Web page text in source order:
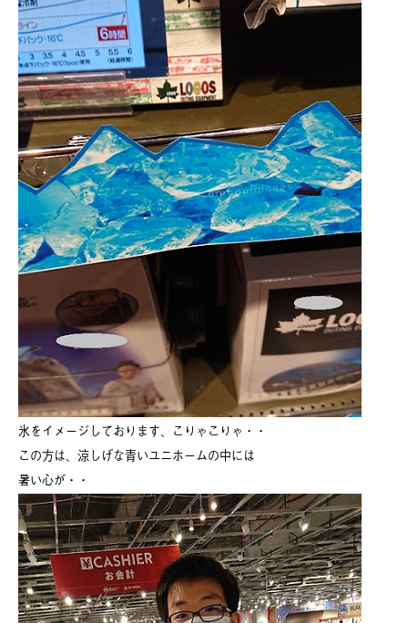
氷をイメージしております、こりゃこりゃ・・
この方は、涼しげな青いユニホームの中には
暑い心が・・